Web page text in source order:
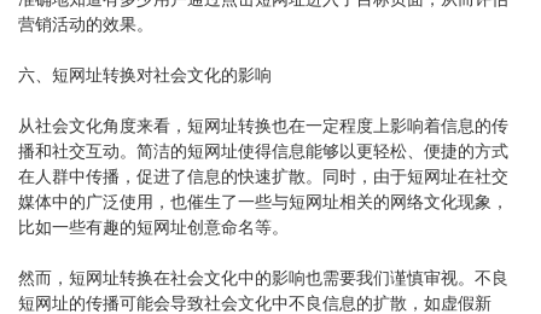
营销活动的效果。
六、短网址转换对社会文化的影响
从社会文化角度来看，短网址转换也在一定程度上影响着信息的传
播和社交互动。简洁的短网址使得信息能够以更轻松、便捷的方式
在人群中传播，促进了信息的快速扩散。同时，由于短网址在社交
媒体中的广泛使用，也催生了一些与短网址相关的网络文化现象，
比如一些有趣的短网址创意命名等。
然而，短网址转换在社会文化中的影响也需要我们谨慎审视。不良
短网址的传播可能会导致社会文化中不良信息的扩散，如虚假新